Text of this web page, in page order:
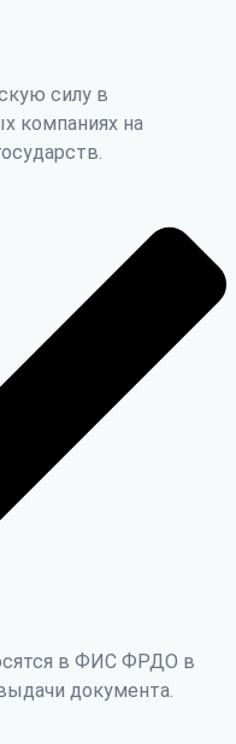
силу в
компаниях на
в ФИС ФРДО в
документа.